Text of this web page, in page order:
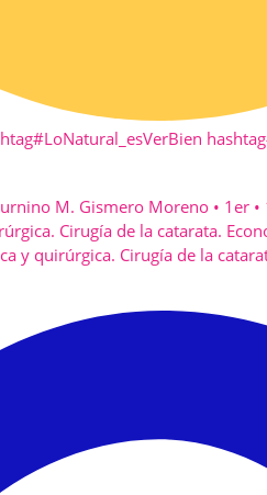
#LoNatural_esVerBien hashtag
M. Gismero Moreno • 1er
Cirugía de la catarata.
y quirúrgica. Cirugía de la